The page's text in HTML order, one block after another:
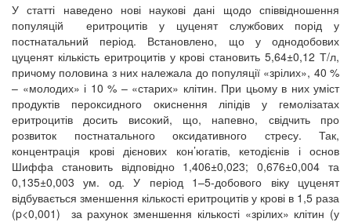
У статті наведено нові наукові дані щодо співвідношення
популяцій еритроцитів у цуценят службових порід у
постнатальний період. Встановлено, що у однодобових
цуценят кількість еритроцитів у крові становить 5,64±0,12 Т/л,
причому половина з них належала до популяції «зрілих», 40 %
– «молодих» і 10 % – «старих» клітин. При цьому в них уміст
продуктів пероксидного окиснення ліпідів у гемолізатах
еритроцитів досить високий, що, напевно, свідчить про
розвиток постнатального оксидативного стресу. Так,
концентрація крові дієнових кон’югатів, кетодієнів і основ
Шиффа становить відповідно 1,406±0,023; 0,676±0,004 та
0,135±0,003 ум. од. У період 1–5-добового віку цуценят
відбувається зменшення кількості еритроцитів у крові в 1,5 раза
(p<0,001) за рахунок зменшення кількості «зрілих» клітин (у